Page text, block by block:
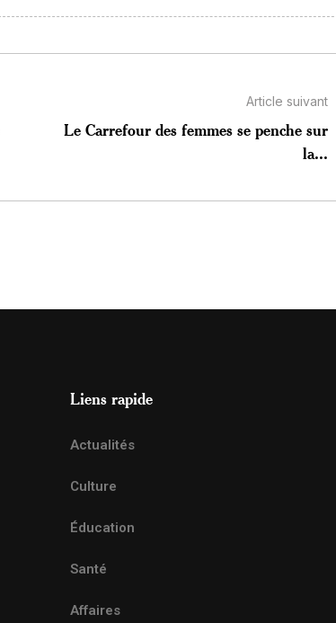
Article suivant
Le Carrefour des femmes se penche sur
la...
Liens rapide
Actualités
Culture
Éducation
Santé
Affaires